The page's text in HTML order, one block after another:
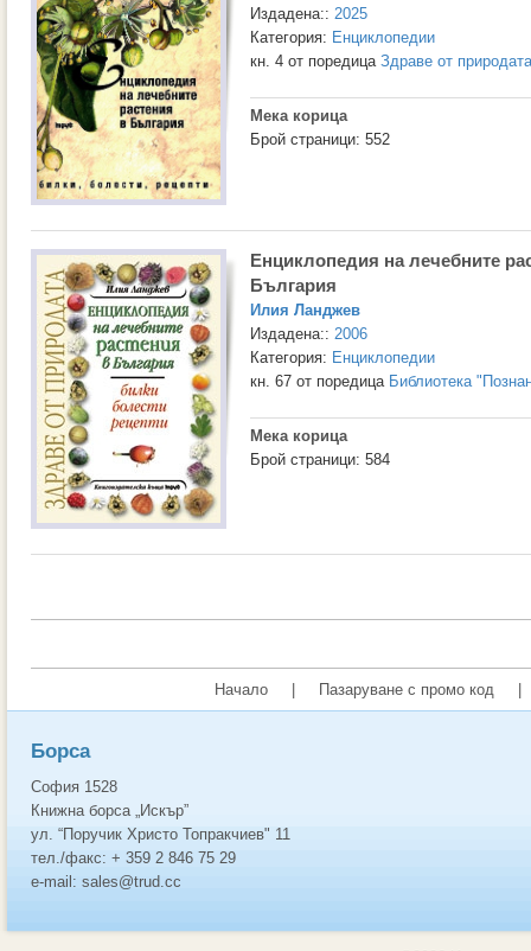
Издадена:: 2025
Категория: Енциклопедии
кн. 4 от поредица Здраве от природата
Мека корица
Брой страници: 552
Енциклопедия на лечебните
България
Илия Ланджев
Издадена:: 2006
Категория: Енциклопедии
кн. 67 от поредица Библиотека
Мека корица
Брой страници: 584
Начало Пазаруване с промо код
Борса
София 1528
Книжна борса „Искър”
ул. “Поручик Христо Топракчиев" 11
тел./факс: + 359 2 846 75 29
e-mail: sales@trud.cc